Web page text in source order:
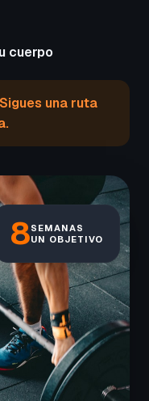
cuerpo
una ruta
8SEMANAS
UN OBJETIVO